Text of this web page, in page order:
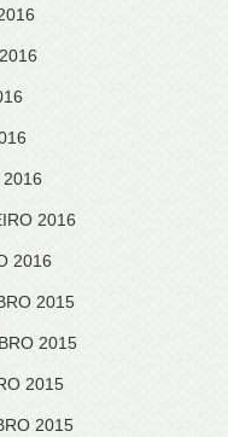
2016
2016
2016
2015
2015
2015
2015